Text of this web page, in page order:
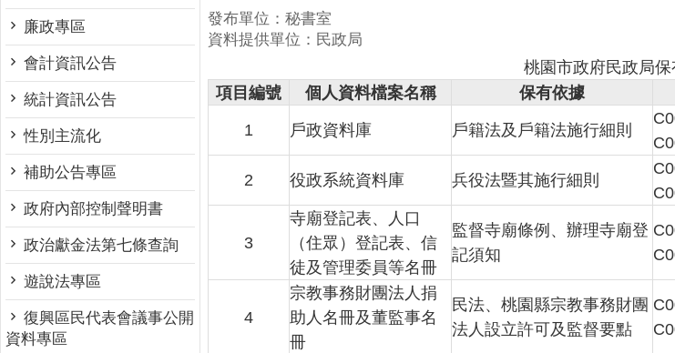
廉政專區
會計資訊公告
統計資訊公告
性別主流化
補助公告專區
政府內部控制聲明書
政治獻金法第七條查詢
遊說法專區
復興區民代表會議事公開
資料專區
發布單位：秘書室
資料提供單位：民政局
桃園市政府民政局
項目編號
個人資料檔案名稱 保有依據
1
戶政資料庫 戶籍法及戶籍法施行細則
2 役政系統資料庫 兵役法暨其施行細則
3
寺廟登記表、人口
（住眾）登記表、信
徒及管理委員等名冊
監督寺廟條例、辦理寺廟登
記須知
4
宗教事務財團法人捐
助人名冊及董監事名
冊
民法、桃園縣宗教事務財團
法人設立許可及監督要點